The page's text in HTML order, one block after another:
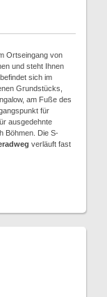
Ortseingang von
und steht Ihnen
sich im
Grundstücks,
am Fuße des
für
ausgedehnte
Böhmen. Die S-
verläuft fast